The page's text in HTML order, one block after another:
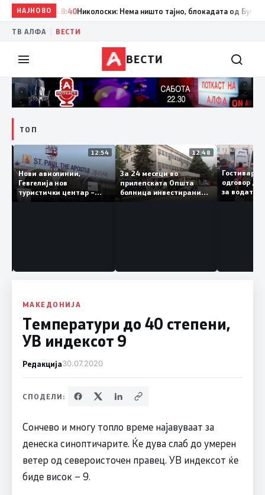
НАЈНОВО18:40Николоски: Нема ништо тајно, блокадата од Бугарија
ТВ АЛФА ВЕСТИ
ВЕСТИ
ТОП
12:54
Нови авиолинии,
Гевгелија нов
туристички центар –
туризмот останува
12:48
За 24 месеци во
прилепската Општа
болница инвестирани
одговор
за
да ја
МАКЕДОНИЈА
Температури до 40 степени,
УВ индексот 9
Редакција30.07.2020
СПОДЕЛИ:
Сончево и многу топло време најавуваат за
денеска синоптичарите. Ќе дува слаб до умерен
ветер од североисточен правец. УВ индексот ќе
биде висок – 9.